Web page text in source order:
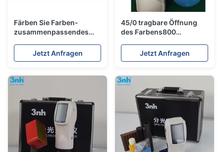
Färben Sie Farben-
zusammenpassendes
Formulierungs-
Software-Silk YS6060
Jetzt Anfragen
45/0 tragbare Öffnung
des Farbens800
für metallische Farben
Jetzt Anfragen